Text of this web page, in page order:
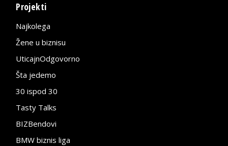
Projekti
Najkolega
Žene u biznisu
UticajnOdgovorno
Šta jedemo
30 ispod 30
Tasty Talks
BIZBendovi
BMW biznis liga